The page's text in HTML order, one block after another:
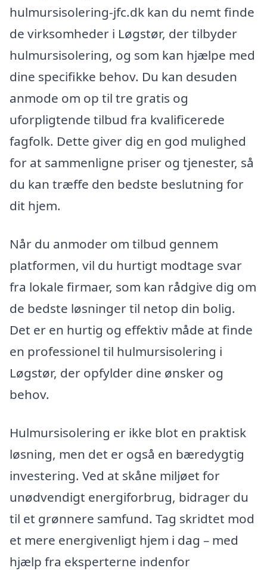
hulmursisolering-jfc.dk kan du nemt finde
de virksomheder i Løgstør, der tilbyder
hulmursisolering, og som kan hjælpe med
dine specifikke behov. Du kan desuden
anmode om op til tre gratis og
uforpligtende tilbud fra kvalificerede
fagfolk. Dette giver dig en god mulighed
for at sammenligne priser og tjenester, så
du kan træffe den bedste beslutning for
dit hjem.
Når du anmoder om tilbud gennem
platformen, vil du hurtigt modtage svar
fra lokale firmaer, som kan rådgive dig om
de bedste løsninger til netop din bolig.
Det er en hurtig og effektiv måde at finde
en professionel til hulmursisolering i
Løgstør, der opfylder dine ønsker og
behov.
Hulmursisolering er ikke blot en praktisk
løsning, men det er også en bæredygtig
investering. Ved at skåne miljøet for
unødvendigt energiforbrug, bidrager du
til et grønnere samfund. Tag skridtet mod
et mere energivenligt hjem i dag – med
hjælp fra eksperterne indenfor